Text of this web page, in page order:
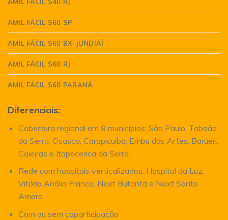
AMIL FÁCIL S60 SP
AMIL FÁCIL S60 BX-JUNDIAÍ
AMIL FÁCIL S60 RJ
AMIL FÁCIL S60 PARANÁ
Diferenciais:
Cobertura regional em 8 municípios: São Paulo, Taboão
da Serra, Osasco, Carapicuíba, Embu das Artes, Barueri,
Caieiras e Itapecerica da Serra.
Rede com hospitais verticalizados: Hospital da Luz,
Vitória Anália Franco, Next Butantã e Next Santo
Amaro.
Com ou sem coparticipação